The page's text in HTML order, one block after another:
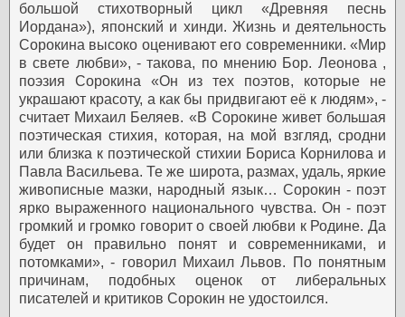
большой стихотворный цикл «Древняя песнь
Иордана»), японский и хинди. Жизнь и деятельность
Сорокина высоко оценивают его современники. «Мир
в свете любви», - такова, по мнению Бор. Леонова ,
поэзия Сорокина «Он из тех поэтов, которые не
украшают красоту, а как бы придвигают её к людям», -
считает Михаил Беляев. «В Сорокине живет большая
поэтическая стихия, которая, на мой взгляд, сродни
или близка к поэтической стихии Бориса Корнилова и
Павла Васильева. Те же широта, размах, удаль, яркие
живописные мазки, народный язык… Сорокин - поэт
ярко выраженного национального чувства. Он - поэт
громкий и громко говорит о своей любви к Родине. Да
будет он правильно понят и современниками, и
потомками», - говорил Михаил Львов. По понятным
причинам, подобных оценок от либеральных
писателей и критиков Сорокин не удостоился.